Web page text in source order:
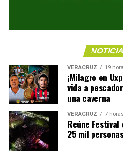
VERACRUZ 19
¡Milagro en
vida a
una caverna
VERACRUZ 7
Reúne
25 mil